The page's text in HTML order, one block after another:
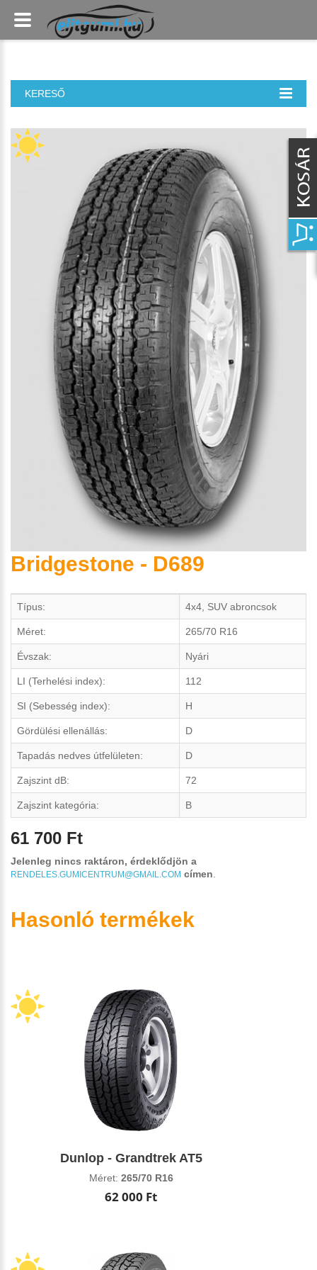
KERESŐ
Bridgestone - D689
Típus: 4x4, SUV abroncsok
Méret: 265/70 R16
Évszak: Nyári
LI (Terhelési index): 112
SI (Sebesség index): H
Gördülési ellenállás: D
Tapadás nedves útfelületen: D
Zajszint dB: 72
Zajszint kategória: B
61 700 Ft
Jelenleg nincs raktáron, érdeklődjön a
RENDELES.GUMICENTRUM@GMAIL.COM címen
Hasonló termékek
Dunlop - Grandtrek AT5
Méret: 265/70 R16
62 000 Ft